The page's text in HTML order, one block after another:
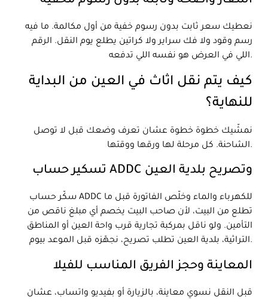
نعطيك سعر ثابت بدون رسوم خفية من أول مكالمة. ما فيه
رسم وقود ولا فك سراير ولا كراتين يطلع يوم النقل. الرقم
اللي في العرض هو نفسه اللي تدفعه.
كيف يتم نقل اثاث في العين من البداية
للنهاية؟
نمشّيك خطوة خطوة عشان تعرف وضعك قبل لا توصل
الشاحنة. كل مرحلة لها ورقها ووقتها.
تسكير حساب ADDC وتصريح بلدية العين
سكّر حساب ADDC للكهرباء والماء وخلّص الفاتورة قبل ما
تطلع من البيت، لأن صاحب البيت يخصم أي مبلغ ناقص من
التأمين. ولو ناقل بمركبة تجارية قرب واحة العين أو المناطق
التراثية، بلدية العين تطلب تصريح، نجهّزه قبل الموعد بيوم.
المعاينة وحجز الفريق المناسب للفيلا
قبل النقل نسوي معاينة، بالزيارة أو بفيديو واتساب، عشان